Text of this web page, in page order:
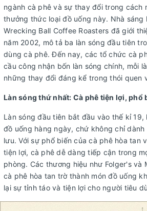
ngành cà phê và sự thay đổi trong cách
thưởng thức loại đồ uống này. Nhà sáng
Wrecking Ball Coffee Roasters đã giới
năm 2002, mô tả ba làn sóng đầu tiên
dùng cà phê. Đến nay, các tổ chức cà
cầu công nhận bốn làn sóng chính, mỗi
những thay đổi đáng kể trong thói quen
Làn sóng thứ nhất: Cà phê tiện lợi, phổ
Làn sóng đầu tiên bắt đầu vào thế kỉ
đồ uống hàng ngày, chứ không chỉ
lưu. Với sự phổ biến của cà phê hòa tan
tiện lợi, cà phê dễ dàng tiếp cận trong
phòng. Các thương hiệu như Folger's và
cà phê hòa tan trờ thành món đồ uống
lại sự tỉnh táo và tiện lợi cho người tiêu